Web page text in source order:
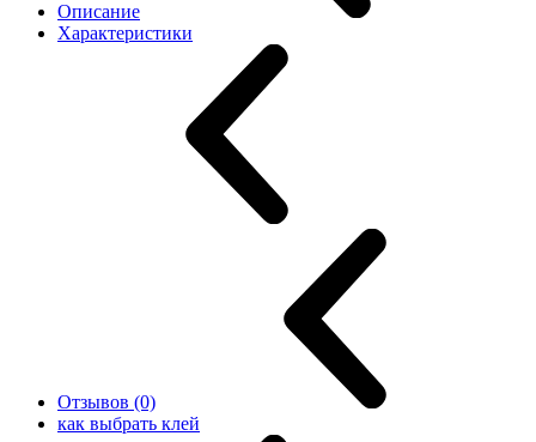
Описание
Характеристики
Отзывов (0)
как выбрать клей